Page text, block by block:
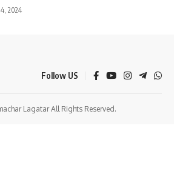
2024
Follow US
Lagatar All Rights Reserved.